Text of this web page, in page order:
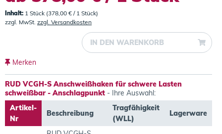
Inhalt: 1 Stück (378,00 € / 1 Stück)
zzgl. MwSt. zzgl. Versandkosten
IN DEN WARENKORB
Merken
RUD VCGH-S Anschweißhaken für schwere Lasten
schweißbar - Anschlagpunkt - Ihre Auswahl:
Artikel-
Nr
Beschreibung
Tragfähigkeit
(WLL)
Lagerware